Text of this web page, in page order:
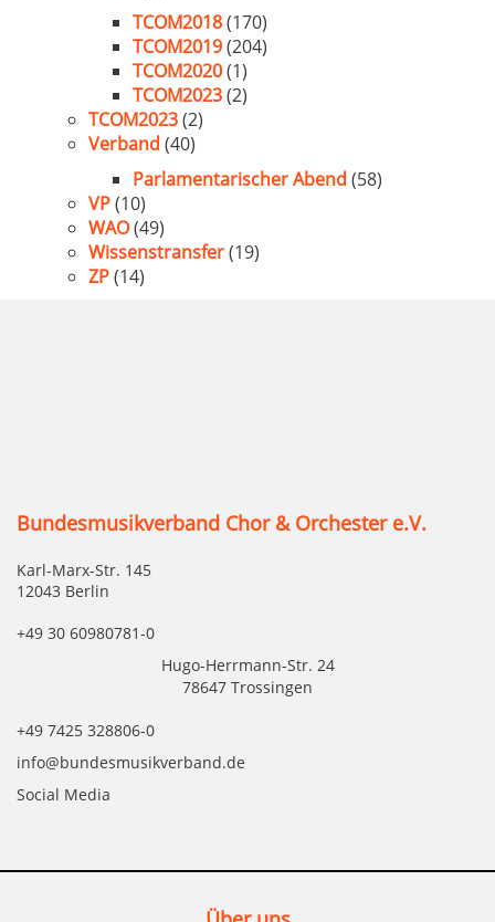
TCOM2018(170)
TCOM2019(204)
TCOM2020(1)
TCOM2023(2)
TCOM2023(2)
Verband (40)
Parlamentarischer Abend (58)
VP(10)
WAO(49)
Wissenstransfer(19)
ZP(14)
Bundesmusikverband Chor & Orchester e.V.
Karl-Marx-Str. 145
12043 Berlin
+49 30 60980781-0
Hugo-Herrmann-Str. 24
78647 Trossingen
+49 7425 328806-0
info@bundesmusikverband.de
Social Media